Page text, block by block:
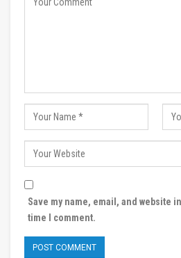
Save my name, email, and website
time I comment.